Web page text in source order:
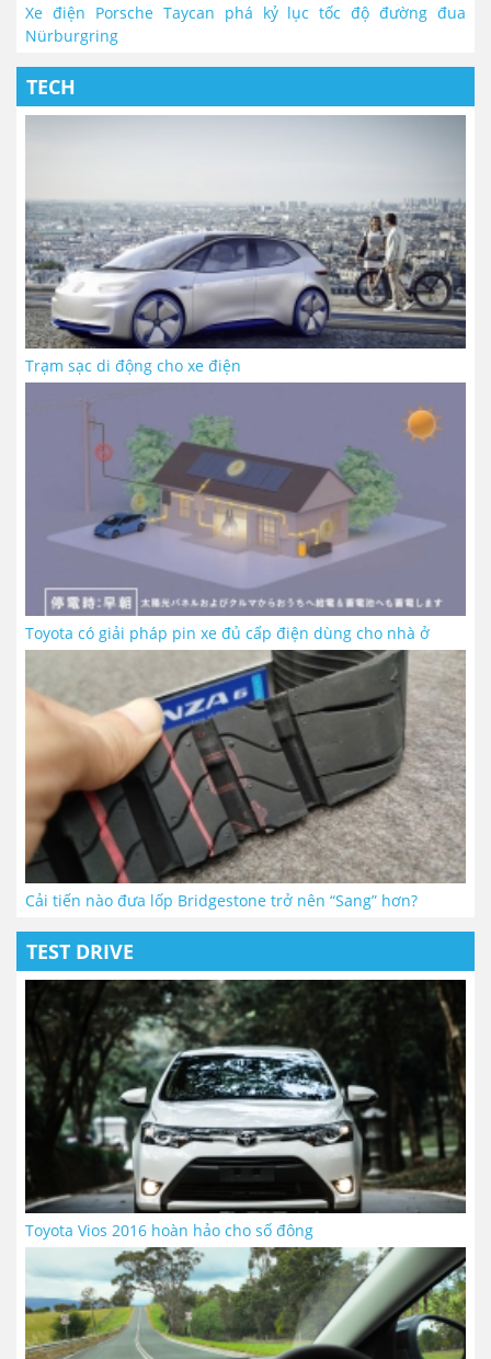
Xe điện Porsche Taycan phá kỷ lục tốc độ đường đua
Nürburgring
TECH
Trạm sạc di động cho xe điện
Toyota có giải pháp pin xe đủ cấp điện dùng cho nhà ở
Cải tiến nào đưa lốp Bridgestone trở nên “Sang” hơn?
TEST DRIVE
Toyota Vios 2016 hoàn hảo cho số đông